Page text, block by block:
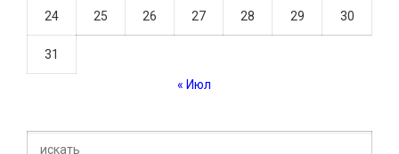
24 25 26 27 28 29 30
31
« Июл